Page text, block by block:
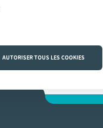
AUTORISER TOUS LES COOKIES